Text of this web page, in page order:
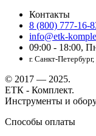
Контакты
8 (800) 777-16-
info@etk-
09:00 - 18:00,
г. Санкт-
© 2017 — 2025.
ЕТК - Комплект.
Инструменты и
Способы оплаты